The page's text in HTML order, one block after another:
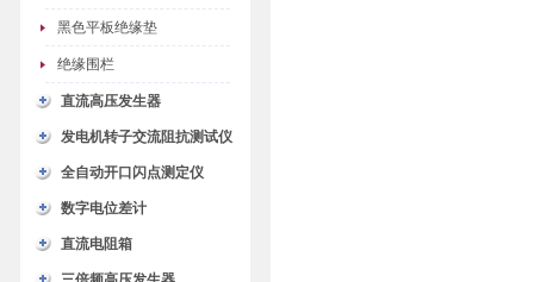
黑色平板绝缘垫
绝缘围栏
直流高压发生器
发电机转子交流阻抗测试仪
全自动开口闪点测定仪
数字电位差计
直流电阻箱